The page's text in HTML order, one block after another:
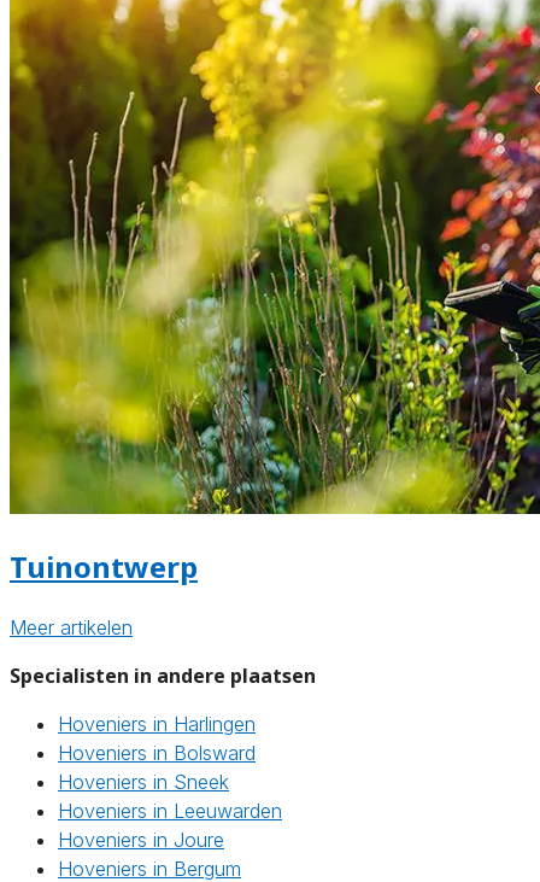
Tuinontwerp
Meer artikelen
Specialisten in andere plaatsen
Hoveniers in Harlingen
Hoveniers in Bolsward
Hoveniers in Sneek
Hoveniers in Leeuwarden
Hoveniers in Joure
Hoveniers in Bergum